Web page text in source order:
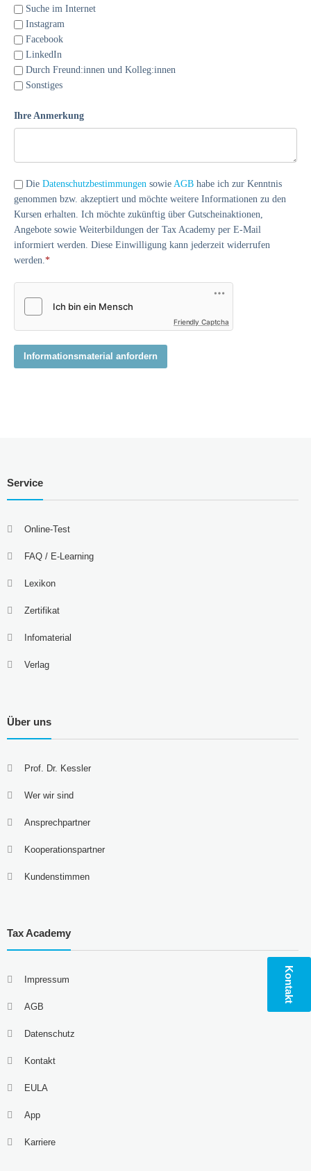
Kontakt
Suche im Internet
Instagram
Facebook
LinkedIn
Durch Freund:innen und Kolleg:innen
Sonstiges
Ihre Anmerkung
Die Datenschutzbestimmungen sowie AGB habe ich zur Kenntnis
genommen bzw. akzeptiert und möchte weitere Informationen zu den
Kursen erhalten. Ich möchte zukünftig über Gutscheinaktionen,
Angebote sowie Weiterbildungen der Tax Academy per E-Mail
informiert werden. Diese Einwilligung kann jederzeit widerrufen
werden.*
Friendly Captcha
Informationsmaterial anfordern
Service
Online-Test
FAQ / E-Learning
Lexikon
Zertifikat
Infomaterial
Verlag
Über uns
Prof. Dr. Kessler
Wer wir sind
Ansprechpartner
Kooperationspartner
Kundenstimmen
Tax Academy
Impressum
AGB
Datenschutz
Kontakt
EULA
App
Karriere